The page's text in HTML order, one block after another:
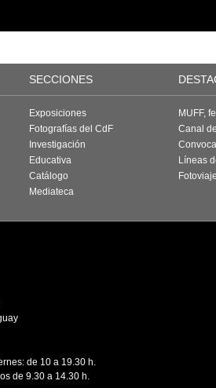
SECCIONES
Exposiciones
Fotografías del CdF
Investigación
Educativa
Catálogo
Mediateca
MUFF,
Canal
Líneas
de 10 a 19.30 h.
de 9.30 a 14.30 h.